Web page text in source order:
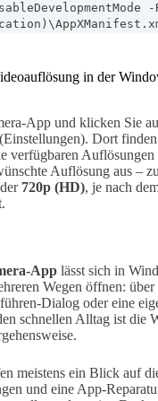
in der
App und klicken Sie
(Einstellungen). Dort
verfügbaren
Auflösung aus –
720p (HD), je nach
App lässt sich in
Wegen öffnen: über
Dialog oder eine
schnellen Alltag ist die
meistens ein Blick auf
und eine App-